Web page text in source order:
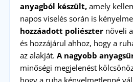
anyagból készült,amely
napos viselés során is
hozzáadott poliészternöveli
és hozzájárul ahhoz, hogy a
az alakját. A nagyobb
minőségi megjelenést
hogy a ruha kényelmetlenné